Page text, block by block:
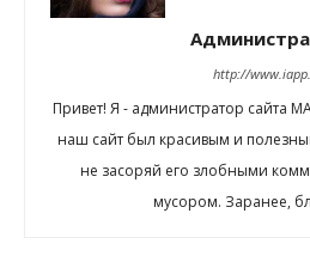
http://
Привет! Я - администратор сайта
наш сайт был красивым и
не засоряй его злобными
мусором. Заранее,